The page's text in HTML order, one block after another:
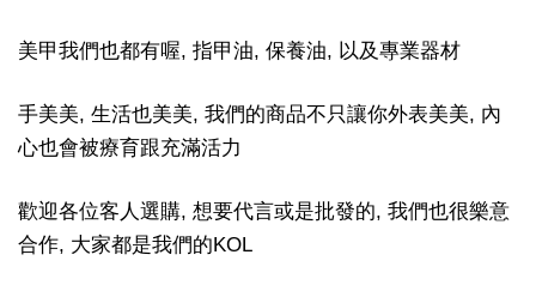
美甲我們也都有喔, 指甲油, 保養油, 以及專業器材
手美美, 生活也美美, 我們的商品不只讓你外表美美, 內
心也會被療育跟充滿活力
歡迎各位客人選購, 想要代言或是批發的, 我們也很樂意
合作, 大家都是我們的KOL